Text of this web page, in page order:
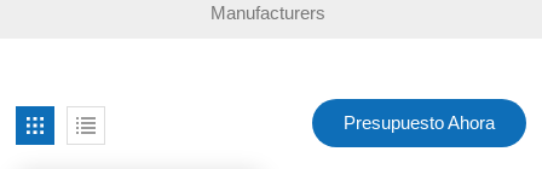
Manufacturers
Presupuesto Ahora